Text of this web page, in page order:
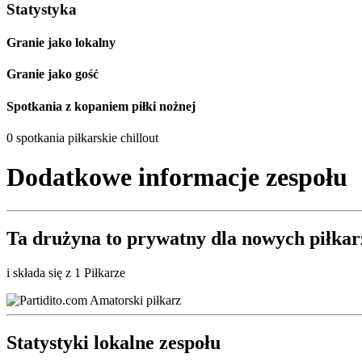
Statystyka
Granie jako lokalny
Granie jako gość
Spotkania z kopaniem piłki nożnej
0 spotkania piłkarskie chillout
Dodatkowe informacje zespołu
Ta drużyna to prywatny dla nowych
i składa się z 1 Piłkarze
Statystyki lokalne zespołu